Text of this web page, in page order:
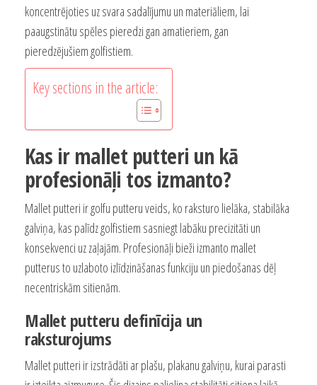
koncentrējoties uz svara sadalījumu un materiāliem, lai
paaugstinātu spēles pieredzi gan amatieriem, gan
pieredzējušiem golfistiem.
Key sections in the article:
Kas ir mallet putteri un kā
profesionāļi tos izmanto?
Mallet putteri ir golfu putteru veids, ko raksturo lielāka, stabilāka
galviņa, kas palīdz golfistiem sasniegt labāku precizitāti un
konsekvenci uz zaļajām. Profesionāļi bieži izmanto mallet
putterus to uzlaboto izlīdzināšanas funkciju un piedošanas dēļ
necentriskām sitienām.
Mallet putteru definīcija un
raksturojums
Mallet putteri ir izstrādāti ar plašu, plakanu galviņu, kurai parasti